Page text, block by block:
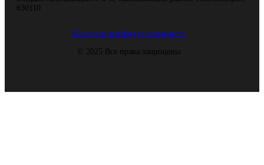
630110
Политика конфиденциальности
© 2025 Все права защищены